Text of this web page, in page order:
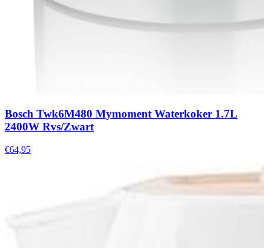
Bosch Twk6M480 Mymoment Waterkoker 1.7L
2400W Rvs/Zwart
€64,95